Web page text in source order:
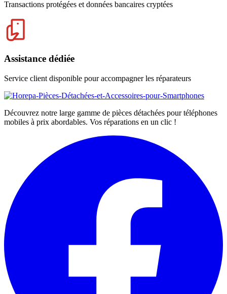
Transactions protégées et données bancaires cryptées
Assistance dédiée
Service client disponible pour accompagner les réparateurs
Découvrez notre large gamme de pièces détachées pour téléphones
mobiles à prix abordables. Vos réparations en un clic !